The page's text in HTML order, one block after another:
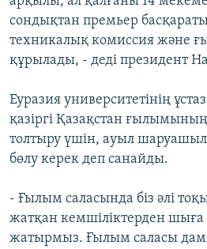
сондықтан премьер
техникалық комиссия және
құрылады, - деді президент
Еуразия университетінің
қазіргі Қазақстан
толтыру үшін, ауыл
бөлу керек деп санайды.
- Ғылым саласында біз әлі
жатқан кемшіліктерден шыға
жатырмыз. Ғылым саласы